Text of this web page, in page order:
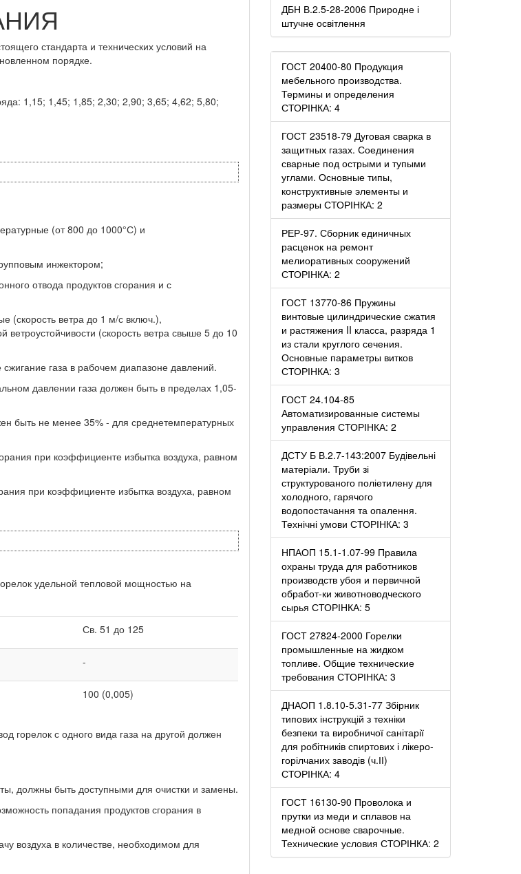
стандарта и технических условий на
порядке.
1,15; 1,45; 1,85; 2,30; 2,90; 3,65; 4,62; 5,80;
(от 800 до 1000°С) и
инжектором;
отвода продуктов сгорания и с
(скорость ветра до 1 м/с включ.),
(скорость ветра свыше 5 до 10
газа в рабочем диапазоне давлений.
давлении газа должен быть в пределах 1,05-
быть не менее 35% - для среднетемпературных
при коэффициенте избытка воздуха, равном
при коэффициенте избытка воздуха, равном
удельной тепловой мощностью на
Св. 51 до 125
-
100 (0,005)
горелок с одного вида газа на другой должен
должны быть доступными для очистки и замены.
попадания продуктов сгорания в
воздуха в количестве, необходимом для
ДБН В.2.5-28-2006 Природне і
штучне освітлення
ГОСТ 20400-80 Продукция
мебельного производства.
Термины и определения
СТОРІНКА: 4
ГОСТ 23518-79 Дуговая сварка в
защитных газах. Соединения
сварные под острыми и тупыми
углами. Основные типы,
конструктивные элементы и
размеры СТОРІНКА: 2
РЕР-97. Сборник единичных
расценок на ремонт
мелиоративных сооружений
СТОРІНКА: 2
ГОСТ 13770-86 Пружины
винтовые цилиндрические сжатия
и растяжения II класса, разряда 1
из стали круглого сечения.
Основные параметры витков
СТОРІНКА: 3
ГОСТ 24.104-85
Автоматизированные системы
управления СТОРІНКА: 2
ДСТУ Б В.2.7-143:2007 Будівельні
матеріали. Труби зі
структурованого поліетилену для
холодного, гарячого
водопостачання та опалення.
Технічні умови СТОРІНКА: 3
НПАОП 15.1-1.07-99 Правила
охраны труда для работников
производств убоя и первичной
обработ-ки животноводческого
сырья СТОРІНКА: 5
ГОСТ 27824-2000 Горелки
промышленные на жидком
топливе. Общие технические
требования СТОРІНКА: 3
ДНАОП 1.8.10-5.31-77 Збірник
типових інструкцій з техніки
безпеки та виробничої санітарії
для робітників спиртових і лікеро-
горілчаних заводів (ч.ІІ)
СТОРІНКА: 4
ГОСТ 16130-90 Проволока и
прутки из меди и сплавов на
медной основе сварочные.
Технические условия СТОРІНКА: 2